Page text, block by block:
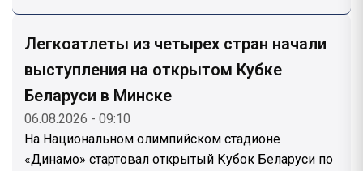
Легкоатлеты из четырех стран начали
выступления на открытом Кубке
Беларуси в Минске
06.08.2026 - 09:10
На Национальном олимпийском стадионе
«Динамо» стартовал открытый Кубок Беларуси по